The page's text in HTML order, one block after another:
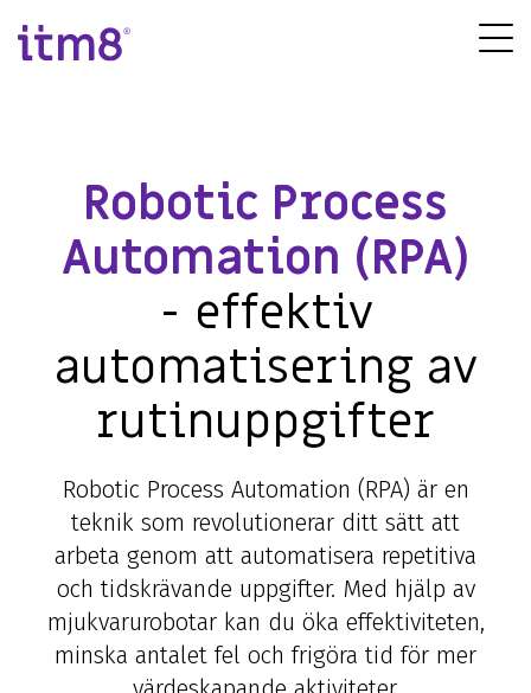
direkte
Robotic Process
Automation (RPA)
- effektiv
automatisering av
rutinuppgifter
Robotic Process Automation (RPA) är en
teknik som revolutionerar ditt sätt att
arbeta genom att automatisera repetitiva
och tidskrävande uppgifter. Med hjälp av
mjukvarurobotar kan du öka effektiviteten,
minska antalet fel och frigöra tid för mer